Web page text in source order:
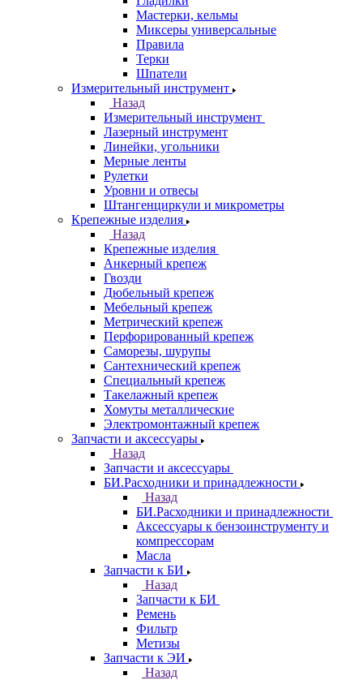
Мастерки, кельмы
Миксеры универсальные
Правила
Терки
Шпатели
Измерительный инструмент
Назад
Измерительный инструмент
Лазерный инструмент
Линейки, угольники
Мерные ленты
Рулетки
Уровни и отвесы
Штангенциркули и микрометры
Крепежные изделия
Назад
Крепежные изделия
Анкерный крепеж
Гвозди
Дюбельный крепеж
Мебельный крепеж
Метрический крепеж
Перфорированный крепеж
Саморезы, шурупы
Сантехнический крепеж
Специальный крепеж
Такелажный крепеж
Хомуты металлические
Электромонтажный крепеж
Запчасти и аксессуары
Назад
Запчасти и аксессуары
БИ.Расходники и принадлежности
Назад
БИ.Расходники и принадлежности
Аксессуары к бензоинструменту и
компрессорам
Масла
Запчасти к БИ
Назад
Запчасти к БИ
Ремень
Фильтр
Метизы
Запчасти к ЭИ
Назад